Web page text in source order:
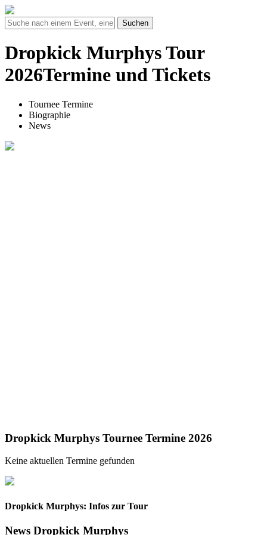
Suchen
Dropkick Murphys Tour
2026Termine und Tickets
Tournee Termine
Biographie
News
Dropkick Murphys Tournee Termine 2026
Keine aktuellen Termine gefunden
Dropkick Murphys: Infos zur Tour
News Dropkick Murphys